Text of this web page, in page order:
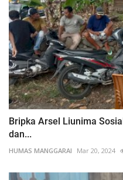
Bripka Arsel Liunima
dan...
HUMAS MANGGARAI Mar 20, 2024